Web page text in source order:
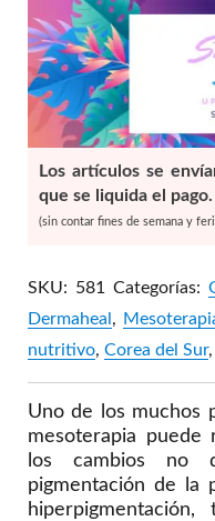
Uno de los muchos
mesoterapia puede
los cambios no
pigmentación de la
x
5ml)
cantidad
Los artículos se
que se liquida el pago.
(sin contar fines de semana y
SKU: 581 Categorías:
Dermaheal ,
nutritivo, Corea del Sur,